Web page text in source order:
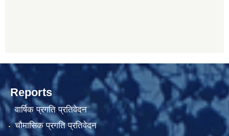
Reports
वार्षिक प्रगति प्रतिवेदन
चौमासिक प्रगति प्रतिवेदन